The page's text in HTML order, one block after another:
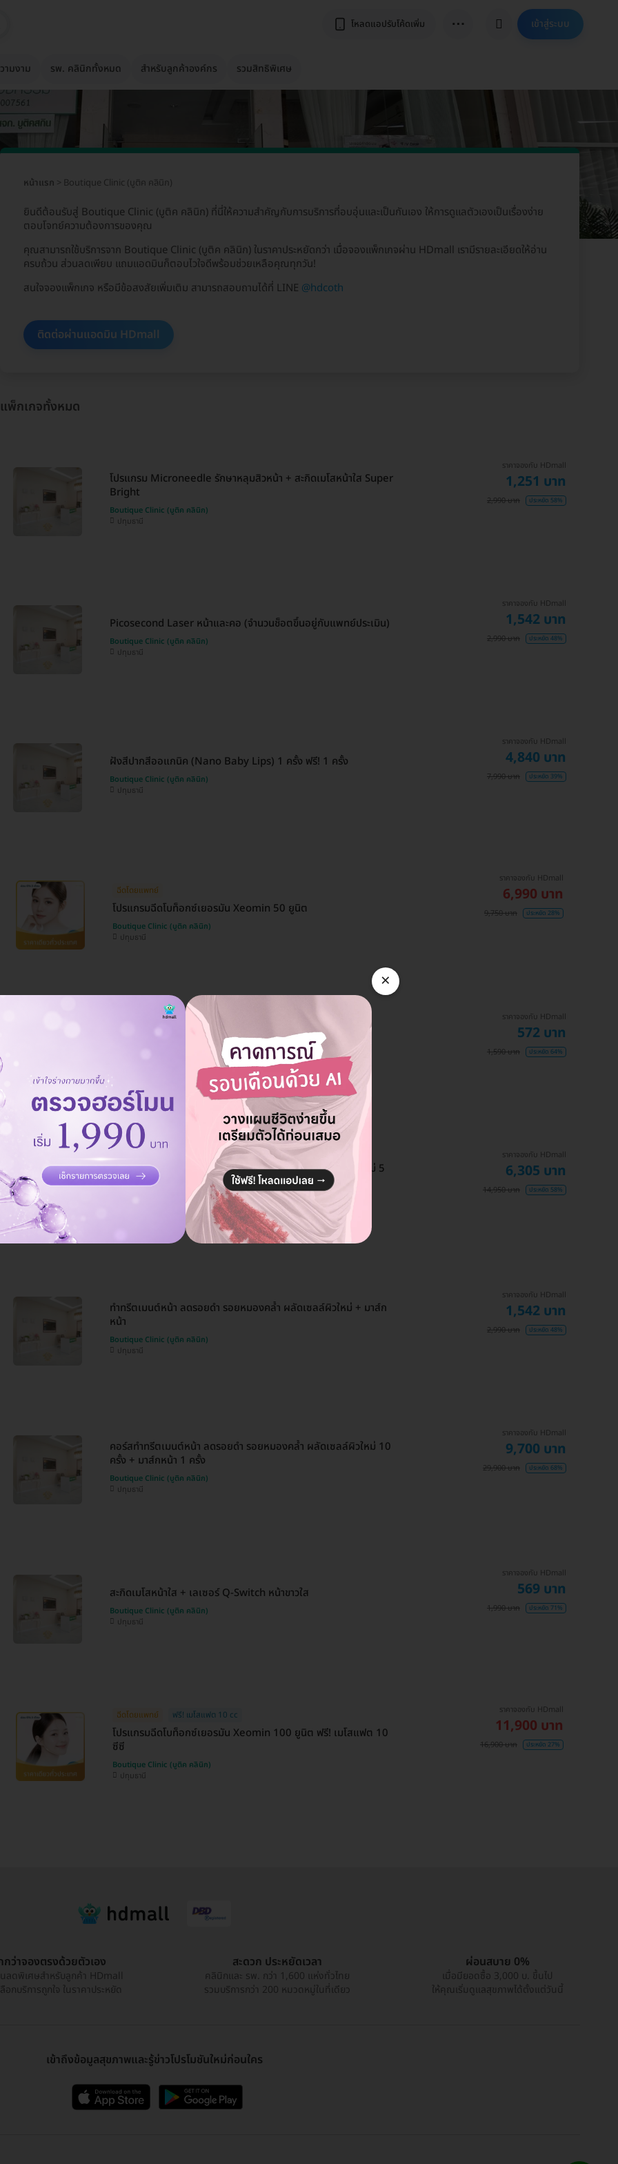
โหลดแอปรับโค้ดเพิ่ม ⋯ เข้าสู่ระบบ
ามงาม รพ. คลินิกทั้งหมด สำหรับลูกค้าองค์กร รวมสิทธิพิเศษ
หน้าแรก > Boutique Clinic (บูติค คลินิก)
ยินดีต้อนรับสู่ Boutique Clinic (บูติค คลินิก) ที่นี่ให้ความสำคัญกับการบริการที่อบอุ่นและเป็นกันเอง ให้การดูแลตัวเองเป็นเรื่องง่าย
ตอบโจทย์ความต้องการของคุณ
คุณสามารถใช้บริการจาก Boutique Clinic (บูติค คลินิก) ในราคาประหยัดกว่า เมื่อจองแพ็กเกจผ่าน HDmall เรามีรายละเอียดให้อ่าน
ครบถ้วน ส่วนลดเพียบ แถมแอดมินก็ตอบไวใจดีพร้อมช่วยเหลือคุณทุกวัน!
สนใจจองแพ็กเกจ หรือมีข้อสงสัยเพิ่มเติม สามารถสอบถามได้ที่ LINE @hdcoth
ติดต่อผ่านแอดมิน HDmall
แพ็กเกจทั้งหมด
โปรแกรม Microneedle รักษาหลุมสิวหน้า + สะกิดเมโสหน้าใส Super
Bright
Boutique Clinic (บูติค คลินิก)
ปทุมธานี
ราคาจองกับ HDmall
1,251 บาท
2,990 บาท ประหยัด 58%
Picosecond Laser หน้าและคอ (จำนวนช็อตขึ้นอยู่กับแพทย์ประเมิน)
Boutique Clinic (บูติค คลินิก)
ปทุมธานี
ราคาจองกับ HDmall
1,542 บาท
2,990 บาท ประหยัด 48%
ฝังสีปากสีออแกนิค (Nano Baby Lips) 1 ครั้ง ฟรี! 1 ครั้ง
Boutique Clinic (บูติค คลินิก)
ปทุมธานี
ราคาจองกับ HDmall
4,840 บาท
7,990 บาท ประหยัด 39%
ฉีดโดยแพทย์
โปรแกรมฉีดโบท็อกซ์เยอรมัน Xeomin 50 ยูนิต
Boutique Clinic (บูติค คลินิก)
ปทุมธานี
ราคาจองกับ HDmall
6,990 บาท
9,750 บาท ประหยัด 28%
กดสิว + ฉายแสง + มาส์กบำรุงผิวหน้า
ราคาจองกับ HDmall
572 บาท
1,590 บาท ประหยัด 64%
คอร์สทำทรีตเมนต์หน้า ลดรอยดำ รอยหมองคล้ำ ผลัดเซลล์ผิวใหม่ 5
ครั้ง + มาส์กหน้า 1 ครั้ง
Boutique Clinic (บูติค คลินิก)
ราคาจองกับ HDmall
6,305 บาท
14,950 บาท ประหยัด 58%
ทำทรีตเมนต์หน้า ลดรอยดำ รอยหมองคล้ำ ผลัดเซลล์ผิวใหม่ + มาส์ก
หน้า
Boutique Clinic (บูติค คลินิก)
ปทุมธานี
ราคาจองกับ HDmall
1,542 บาท
2,990 บาท ประหยัด 48%
คอร์สทำทรีตเมนต์หน้า ลดรอยดำ รอยหมองคล้ำ ผลัดเซลล์ผิวใหม่ 10
ครั้ง + มาส์กหน้า 1 ครั้ง
Boutique Clinic (บูติค คลินิก)
ปทุมธานี
ราคาจองกับ HDmall
9,700 บาท
29,900 บาท ประหยัด 68%
สะกิดเมโสหน้าใส + เลเซอร์ Q-Switch หน้าขาวใส
Boutique Clinic (บูติค คลินิก)
ปทุมธานี
ราคาจองกับ HDmall
569 บาท
1,990 บาท ประหยัด 71%
ฉีดโดยแพทย์ ฟรี! เมโสแฟต 10 cc
โปรแกรมฉีดโบท็อกซ์เยอรมัน Xeomin 100 ยูนิต ฟรี! เมโสแฟต 10
ซีซี
Boutique Clinic (บูติค คลินิก)
ปทุมธานี
ราคาจองกับ HDmall
11,900 บาท
16,900 บาท ประหยัด 27%
ว่าจองตรงด้วยตัวเอง
ลดพิเศษสำหรับลูกค้า HDmall
อกบริการถูกใจ ในราคาประหยัด
สะดวก ประหยัดเวลา
คลินิกและ รพ. กว่า 1,600 แห่งทั่วไทย
รวมบริการกว่า 200 หมวดหมู่ในที่เดียว
ผ่อนสบาย 0%
เมื่อมียอดซื้อ 3,000 บ. ขึ้นไป
ให้คุณเริ่มดูแลสุขภาพได้ตั้งแต่วันนี้
เข้าถึงข้อมูลสุขภาพและรู้ข่าวโปรโมชันใหม่ก่อนใคร
×